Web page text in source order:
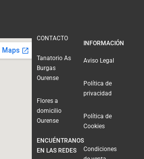
CONTACTO
Tanatorio As
Burgas
Ourense
Flores a
domicilio
Ourense
ENCUÉNTRANOS
EN LAS REDES
INFORMACIÓN
Aviso Legal
Política de
privacidad
Política de
Cookies
Condiciones